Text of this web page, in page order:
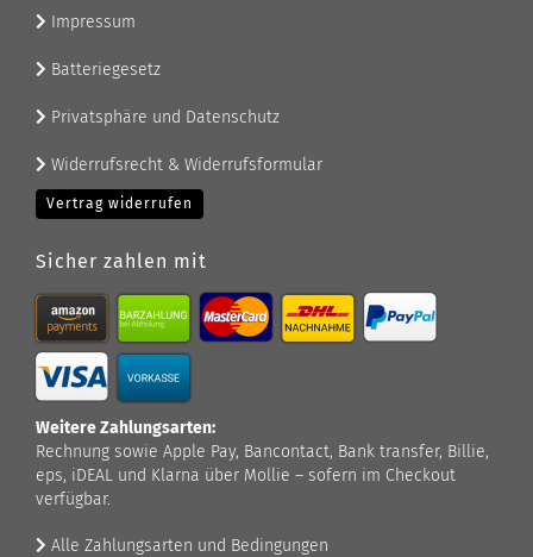
Impressum
Batteriegesetz
Privatsphäre und Datenschutz
Widerrufsrecht & Widerrufsformular
Vertrag widerrufen
Sicher zahlen mit
Weitere Zahlungsarten:
Rechnung sowie Apple Pay, Bancontact, Bank transfer, Billie,
eps, iDEAL und Klarna über Mollie – sofern im Checkout
verfügbar.
Alle Zahlungsarten und Bedingungen